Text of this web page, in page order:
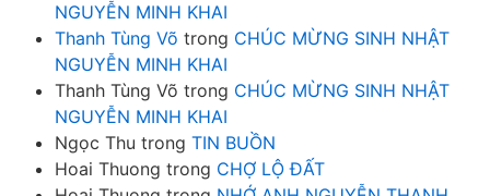
NGUYỄN MINH KHAI
Thanh Tùng Võ trong CHÚC MỪNG SINH NHẬT
NGUYỄN MINH KHAI
Thanh Tùng Võ trong CHÚC MỪNG SINH NHẬT
NGUYỄN MINH KHAI
Ngọc Thu trong TIN BUỒN
Hoai Thuong trong CHỢ LỘ ĐẤT